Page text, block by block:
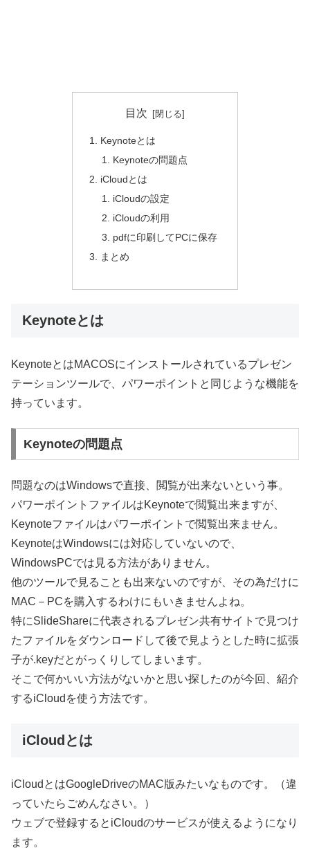
目次
Keynoteとは
Keynoteの問題点
iCloudとは
iCloudの設定
iCloudの利用
pdfに印刷してPCに保存
まとめ
Keynoteとは
KeynoteとはMACOSにインストールされているプレゼン
テーションツールで、パワーポイントと同じような機能を
持っています。
Keynoteの問題点
問題なのはWindowsで直接、閲覧が出来ないという事。
パワーポイントファイルはKeynoteで閲覧出来ますが、
Keynoteファイルはパワーポイントで閲覧出来ません。
KeynoteはWindowsには対応していないので、
WindowsPCでは見る方法がありません。
他のツールで見ることも出来ないのですが、その為だけに
MAC－PCを購入するわけにもいきませんよね。
特にSlideShareに代表されるプレゼン共有サイトで見つけ
たファイルをダウンロードして後で見ようとした時に拡張
子が.keyだとがっくりしてしまいます。
そこで何かいい方法がないかと思い探したのが今回、紹介
するiCloudを使う方法です。
iCloudとは
iCloudとはGoogleDriveのMAC版みたいなものです。（違
っていたらごめんなさい。）
ウェブで登録するとiCloudのサービスが使えるようになり
ます。